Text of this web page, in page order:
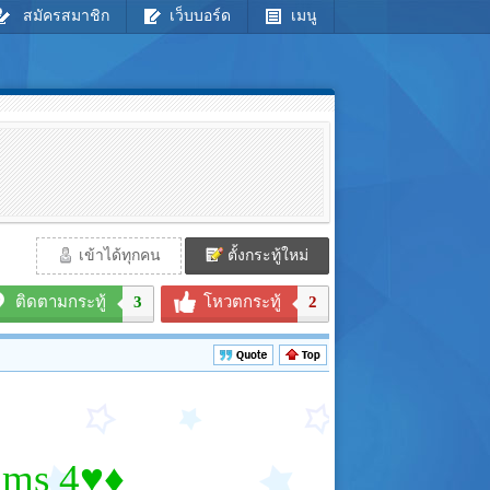
สมัครสมาชิก เว็บบอร์ด เมนู
เข้าได้ทุกคน ตั้งกระทู้ใหม่
ติดตามกระทู้ 3 โหวตกระทู้ 2
4♥♦